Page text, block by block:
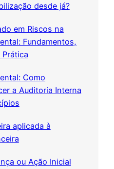
desde já?
em Riscos na
Fundamentos,
Como
a Auditoria Interna
aplicada à
ou Ação Inicial